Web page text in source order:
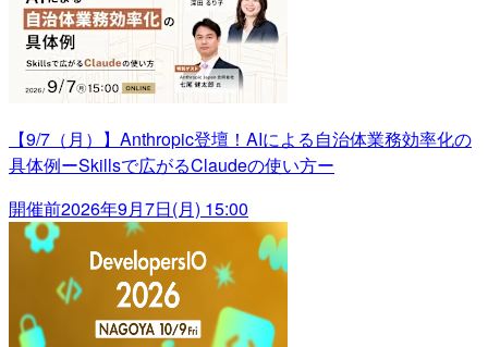
【9/7（月）】Anthropic登壇！AIによる自治体業務効率化の
具体例ーSkillsで広がるClaudeの使い方ー
開催前2026年9月7日(月) 15:00